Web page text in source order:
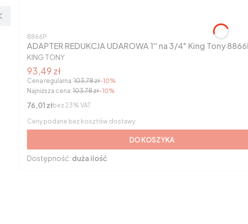
Kod produktu
8866P
ADAPTER REDUKCJA UDAROWA 1'' na 3/4" King Tony
PRODUCENT
KING TONY
Cena promocyjna brutto
93,49 zł
Cena regularna: 103,78 zł-10%
Najniższa cena: 103,78 zł-10%
Cena netto
76,01 złbez 23% VAT
Ceny podane bez kosztów dostawy.
DO KOSZYKA
Dostępność: duża ilość